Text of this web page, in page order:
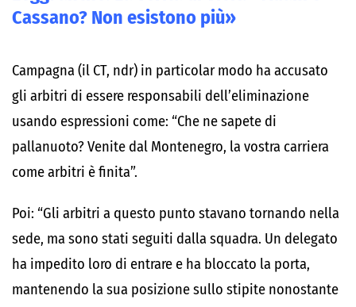
Cassano? Non esistono più»
Campagna (il CT, ndr) in particolar modo ha accusato
gli arbitri di essere responsabili dell’eliminazione
usando espressioni come: “Che ne sapete di
pallanuoto? Venite dal Montenegro, la vostra carriera
come arbitri è finita”.
Poi: “Gli arbitri a questo punto stavano tornando nella
sede, ma sono stati seguiti dalla squadra. Un delegato
ha impedito loro di entrare e ha bloccato la porta,
mantenendo la sua posizione sullo stipite nonostante